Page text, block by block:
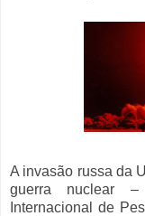
A invasão russa da
guerra nuclear
Internacional de